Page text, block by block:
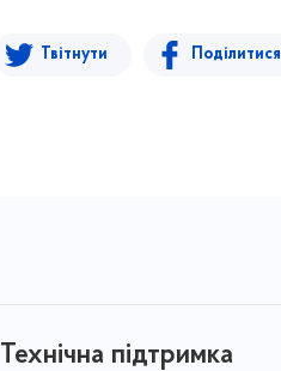
Твітнути Поділитися
Технічна підтримка